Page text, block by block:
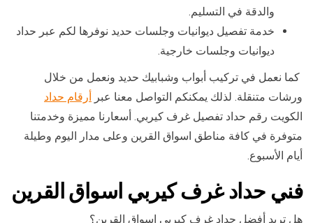
والدقة في التسليم.
خدمة تفصيل ديوانيات وجلسات حديد نوفرها لكم عبر حداد
ديوانيات وجلسات خارجية.
كما نعمل في تركيب أبواب وشبابيك حديد ونعمل من خلال
ورشات متنقلة. لذلك يمكنكم التواصل معنا عبر
أرقام حداد
الكويت رقم حداد تفصيل غرف كيربي. أسعارنا مميزة وخدمتنا
متوفرة في كافة مناطق اسواق القرين وعلى مدار اليوم وطيلة
أيام الأسبوع.
فني حداد غرف كيربي اسواق القرين
هل تريد أفضل حداد غرف كيربي اسواق القرين؟